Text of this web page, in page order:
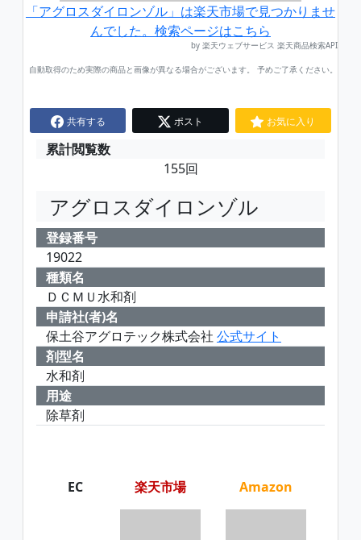
「アグロスダイロンゾル」は楽天市場で見つかりませ
んでした。検索ページはこちら
by 楽天ウェブサービス 楽天商品検索API
自動取得のため実際の商品と画像が異なる場合がございます。 予めご了承ください。
共有する ポスト お気に入り
累計閲覧数
155回
アグロスダイロンゾル
登録番号
19022
種類名
ＤＣＭＵ水和剤
申請社(者)名
保土谷アグロテック株式会社 公式サイト
剤型名
水和剤
用途
除草剤
EC 楽天市場 Amazon